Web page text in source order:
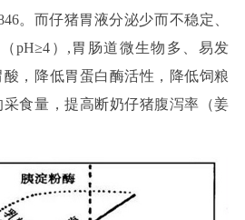
。而仔猪胃液分泌少而不稳定、
pH≥4）,胃肠道微生物多、易发
，降低胃蛋白酶活性，降低饲粮
食量，提高断奶仔猪腹泻率（姜